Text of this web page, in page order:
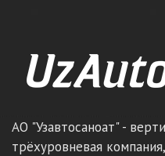
АО "Узавтосаноат" -
трёхуровневая